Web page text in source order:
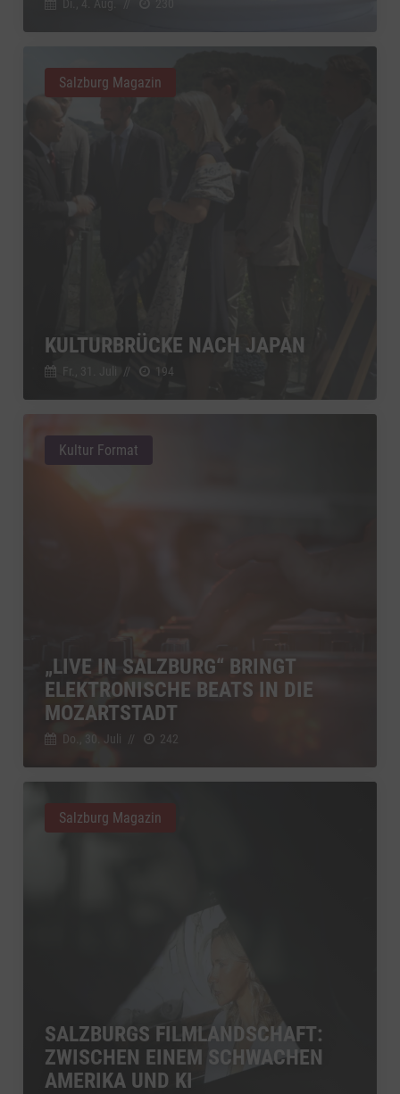
Di., 4. Aug.
KULTURBRÜCKE NACH JAPAN
Fr., 31. Juli // 194
Salzburg Magazin
„LIVE IN SALZBURG“ BRINGT
ELEKTRONISCHE BEATS IN DIE
MOZARTSTADT
Do., 30. Juli // 242
Kultur Format
SALZBURGS FILMLANDSCHAFT:
ZWISCHEN EINEM SCHWACHEN
AMERIKA UND KI
Salzburg Magazin